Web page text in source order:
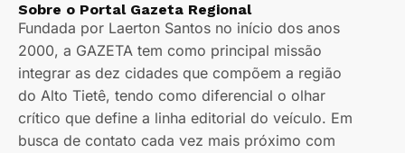
Sobre o Portal Gazeta Regional
Fundada por Laerton Santos no início dos anos
2000, a GAZETA tem como principal missão
integrar as dez cidades que compõem a região
do Alto Tietê, tendo como diferencial o olhar
crítico que define a linha editorial do veículo. Em
busca de contato cada vez mais próximo com